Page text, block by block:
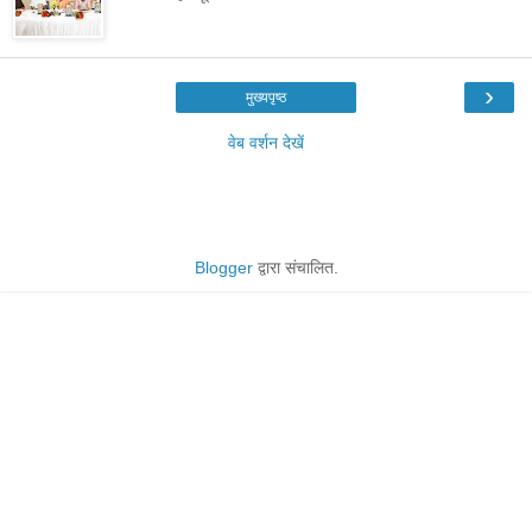
›
मुख्यपृष्ठ
वेब वर्शन देखें
Bloggerद्वारा संचालित.